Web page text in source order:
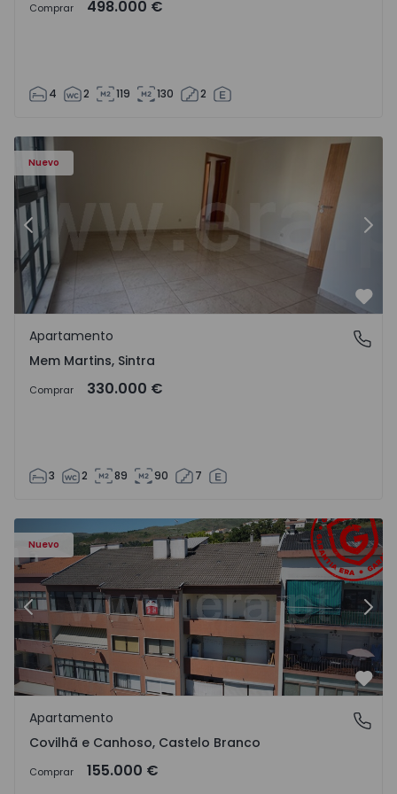
Comprar 498.000 €
4 2 119 130 2
Nuevo
- 15
Apartamento T3 Sintra, Algueirão-Mem Martins -
Anterior
Mem Martins, Sintra
Apartamento
Mem Martins, Sintra
Comprar 330.000 €
3 2 89 90 7
Nuevo
- 18
Apartamento T2 Covilhã, Covilhã e Canhoso - 1497806 -
Anterior
Covilhã e Canhoso, Castelo Branco
Apartamento
Covilhã e Canhoso, Castelo Branco
Comprar 155.000 €